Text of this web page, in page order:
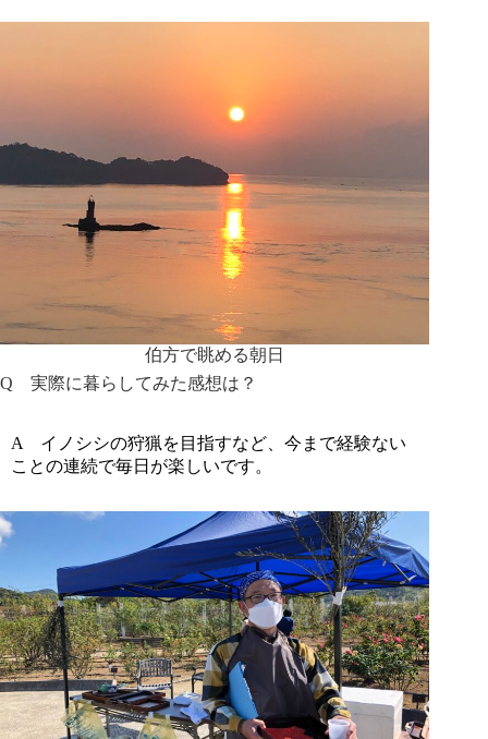
伯方で眺める朝日
Q 実際に暮らしてみた感想は？
A イノシシの狩猟を目指すなど、今まで経験ない
ことの連続で毎日が楽しいです。